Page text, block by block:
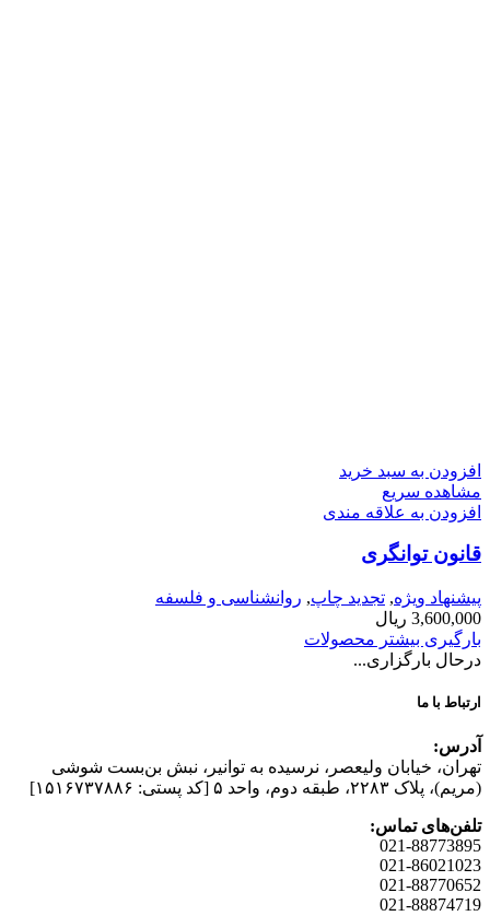
افزودن به سبد خرید
مشاهده سریع
افزودن به علاقه مندی
قانون توانگری
پیشنهاد ویژه, تجدید چاپ, روانشناسی و فلسفه
3,600,000 ریال
بارگیری بیشتر محصولات
درحال بارگزاری...
ارتباط با ما
آدرس:
تهران، خیابان وليعصر، نرسيده به توانير، نبش بن‌بست شوشی
(مريم)، پلاک ۲۲۸۳، طبقه دوم، واحد ۵ [کد پستی: ۱۵۱۶۷۳۷۸۸۶]
تلفن‌های تماس:
021-88773895
021-86021023
021-88770652
021-88874719